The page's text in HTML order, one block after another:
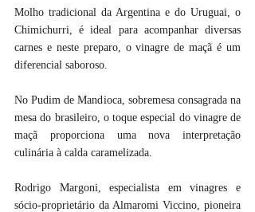
Molho tradicional da Argentina e do Uruguai, o
Chimichurri, é ideal para acompanhar diversas
carnes e neste preparo, o vinagre de maçã é um
diferencial saboroso.
No Pudim de Mandioca, sobremesa consagrada na
mesa do brasileiro, o toque especial do vinagre de
maçã proporciona uma nova interpretação
culinária à calda caramelizada.
Rodrigo Margoni, especialista em vinagres e
sócio-proprietário da Almaromi Viccino, pioneira